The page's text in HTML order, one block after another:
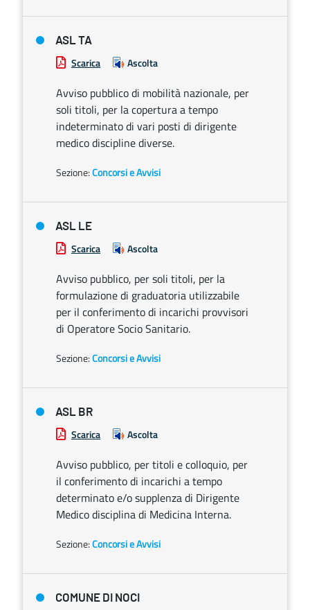
ASL TA
Scarica Ascolta
Avviso pubblico di mobilità nazionale, per
soli titoli, per la copertura a tempo
indeterminato di vari posti di dirigente
medico discipline diverse.
Sezione:Concorsi e Avvisi
ASL LE
Scarica Ascolta
Avviso pubblico, per soli titoli, per la
formulazione di graduatoria utilizzabile
per il conferimento di incarichi provvisori
di Operatore Socio Sanitario.
Sezione:Concorsi e Avvisi
ASL BR
Scarica Ascolta
Avviso pubblico, per titoli e colloquio, per
il conferimento di incarichi a tempo
determinato e/o supplenza di Dirigente
Medico disciplina di Medicina Interna.
Sezione:Concorsi e Avvisi
COMUNE DI NOCI